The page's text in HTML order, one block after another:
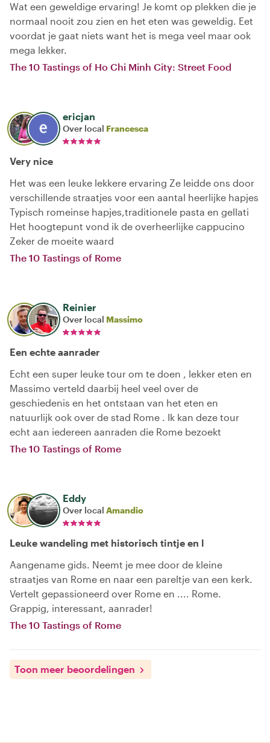
Wat een geweldige ervaring! Je komt op plekken die je
normaal nooit zou zien en het eten was geweldig. Eet
voordat je gaat niets want het is mega veel maar ook
mega lekker.
The 10 Tastings of Ho Chi Minh City: Street Food
ericjan
Over local Francesca
Very nice
Het was een leuke lekkere ervaring Ze leidde ons door
verschillende straatjes voor een aantal heerlijke hapjes
Typisch romeinse hapjes,traditionele pasta en gellati
Het hoogtepunt vond ik de overheerlijke cappucino
Zeker de moeite waard
The 10 Tastings of Rome
Reinier
Over local Massimo
Een echte aanrader
Echt een super leuke tour om te doen , lekker eten en
Massimo verteld daarbij heel veel over de
geschiedenis en het ontstaan van het eten en
natuurlijk ook over de stad Rome . Ik kan deze tour
echt aan iedereen aanraden die Rome bezoekt
The 10 Tastings of Rome
Eddy
Over local Amandio
Leuke wandeling met historisch tintje en l
Aangename gids. Neemt je mee door de kleine
straatjes van Rome en naar een pareltje van een kerk.
Vertelt gepassioneerd over Rome en .... Rome.
Grappig, interessant, aanrader!
The 10 Tastings of Rome
Toon meer beoordelingen